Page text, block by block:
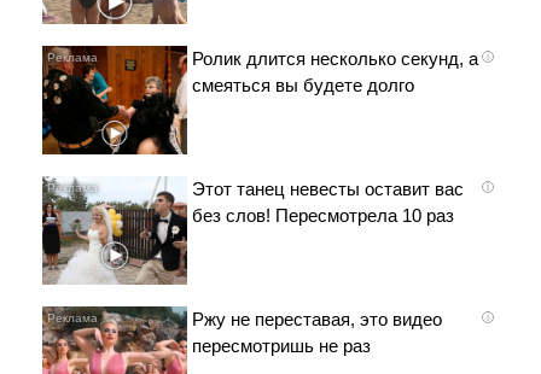
i
Ролик длится несколько секунд, а
смеяться вы будете долго
i
Этот танец невесты оставит вас
без слов! Пересмотрела 10 раз
i
Ржу не переставая, это видео
пересмотришь не раз